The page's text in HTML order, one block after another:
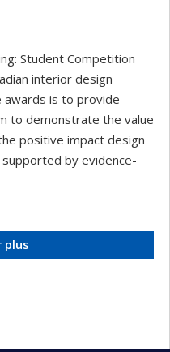
Student Competition
interior design
is to provide
to demonstrate the value
positive impact design
by evidence-
plus